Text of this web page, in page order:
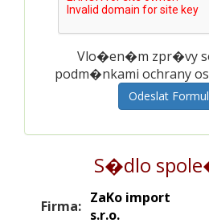
Vlo�en�m zpr�vy
podm�nkami ochrany
Odeslat
S�dlo
Firma: ZaKo import
s.r.o.